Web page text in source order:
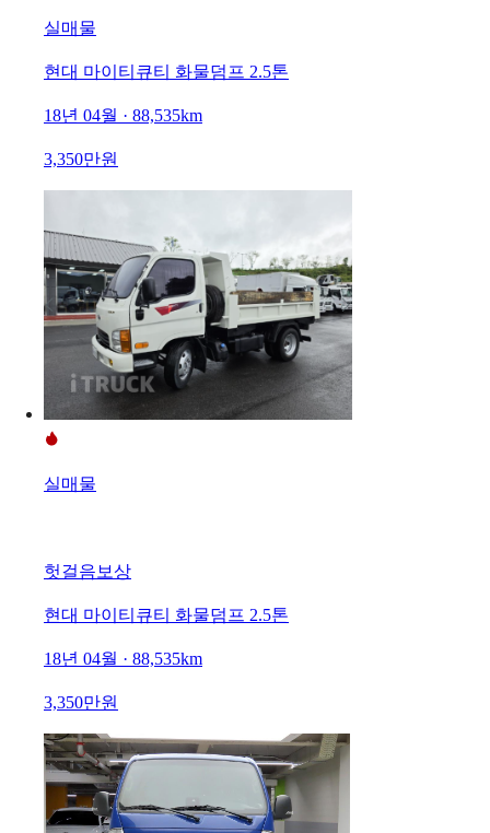
실매물
현대 마이티큐티 화물덤프 2.5톤
18년 04월 · 88,535km
3,350만원
실매물
헛걸음보상
현대 마이티큐티 화물덤프 2.5톤
18년 04월 · 88,535km
3,350만원